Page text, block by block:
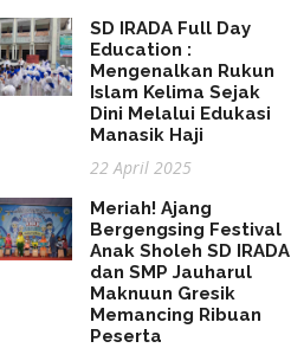
SD IRADA Full Day
Education :
Mengenalkan Rukun
Islam Kelima Sejak
Dini Melalui Edukasi
Manasik Haji
22 April 2025
Meriah! Ajang
Bergengsing Festival
Anak Sholeh SD IRADA
dan SMP Jauharul
Maknuun Gresik
Memancing Ribuan
Peserta